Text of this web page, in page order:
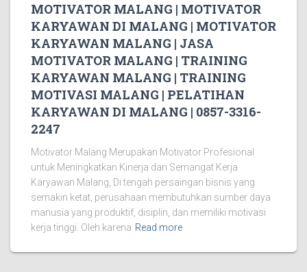
MOTIVATOR MALANG | MOTIVATOR
KARYAWAN DI MALANG | MOTIVATOR
KARYAWAN MALANG | JASA
MOTIVATOR MALANG | TRAINING
KARYAWAN MALANG | TRAINING
MOTIVASI MALANG | PELATIHAN
KARYAWAN DI MALANG | 0857-3316-
2247
Motivator Malang Merupakan Motivator Profesional
untuk Meningkatkan Kinerja dan Semangat Kerja
Karyawan Malang, Di tengah persaingan bisnis yang
semakin ketat, perusahaan membutuhkan sumber daya
manusia yang produktif, disiplin, dan memiliki motivasi
kerja tinggi. Oleh karena Read more